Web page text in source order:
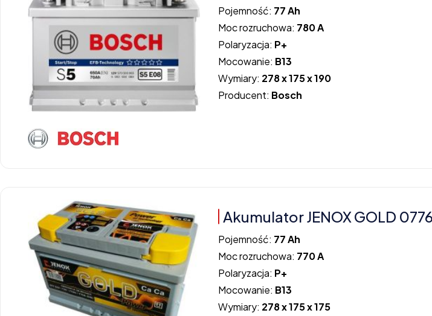
Pojemność: 77 Ah
Moc rozruchowa: 780 A
Polaryzacja: P+
Mocowanie: B13
Wymiary: 278 x 175 x 190
Producent: Bosch
Akumulator JENOX GOLD
Pojemność: 77 Ah
Moc rozruchowa: 770 A
Polaryzacja: P+
Mocowanie: B13
Wymiary: 278 x 175 x 175